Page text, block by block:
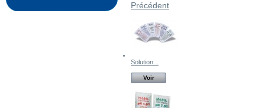
Précédent
Solution...
Voir